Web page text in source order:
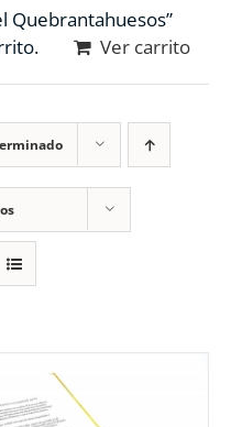
Quebrantahuesos”
Ver carrito